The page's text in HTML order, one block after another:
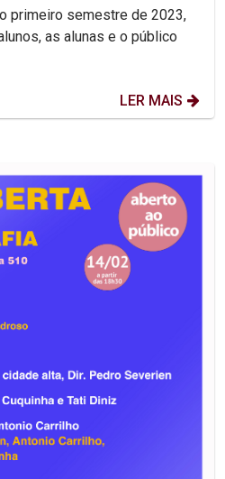
primeiro semestre de 2023,
as alunas e o público
LER MAIS